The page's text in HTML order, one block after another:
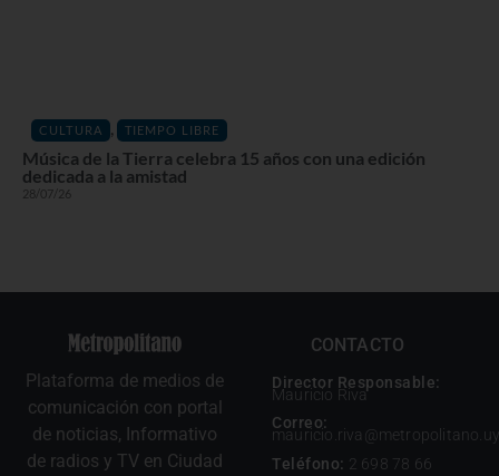
CULTURA , TIEMPO LIBRE
Música de la Tierra celebra 15 años con una edición
dedicada a la amistad
28/07/26
Plataforma de medios de
comunicación con portal
de noticias, Informativo
de radios y TV en Ciudad
CONTACTO
Director Responsable:
Mauricio Riva
Correo:
mauricio.riva@metropolitano.uy
Teléfono: 2 698 78 66